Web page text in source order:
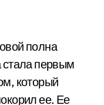
полна
первым
который
ее. Ее